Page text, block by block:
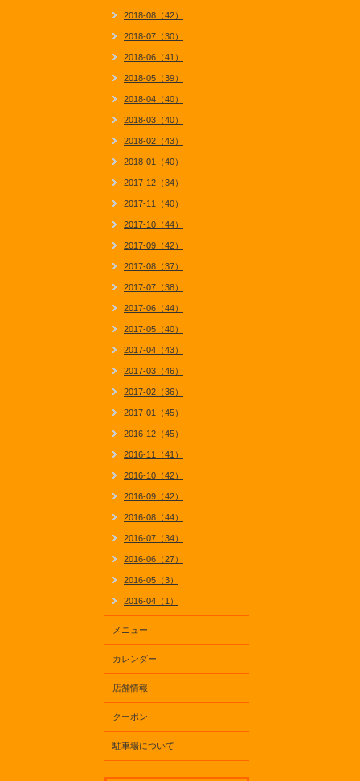
2018-08（42）
2018-07（30）
2018-06（41）
2018-05（39）
2018-04（40）
2018-03（40）
2018-02（43）
2018-01（40）
2017-12（34）
2017-11（40）
2017-10（44）
2017-09（42）
2017-08（37）
2017-07（38）
2017-06（44）
2017-05（40）
2017-04（43）
2017-03（46）
2017-02（36）
2017-01（45）
2016-12（45）
2016-11（41）
2016-10（42）
2016-09（42）
2016-08（44）
2016-07（34）
2016-06（27）
2016-05（3）
2016-04（1）
メニュー
カレンダー
店舗情報
クーポン
駐車場について